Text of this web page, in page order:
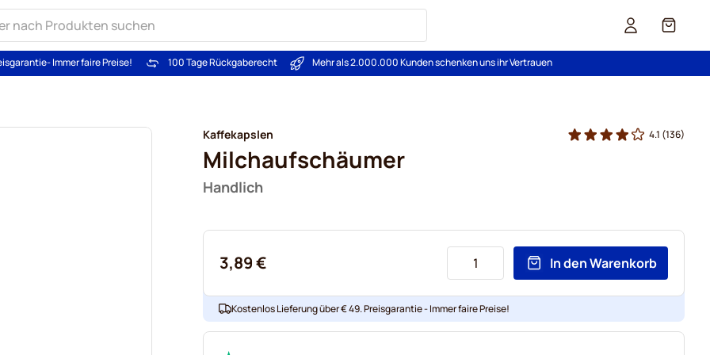
Cart
- Immer faire Preise! 100 Tage Rückgaberecht Mehr als 2.000.000 Kunden schenken uns ihr Vertrauen
Kaffekapslen
Milchaufschäumer
Handlich
4.1 (136)
3,89 € In den Warenkorb
Kostenlos Lieferung über € 49. Preisgarantie - Immer faire Preise!